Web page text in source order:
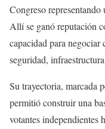
Congreso
Allí se ganó reputación
capacidad para negociar
seguridad,
Su trayectoria, marcada
permitió construir una
votantes independientes